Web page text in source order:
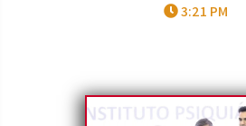
3:21 PM